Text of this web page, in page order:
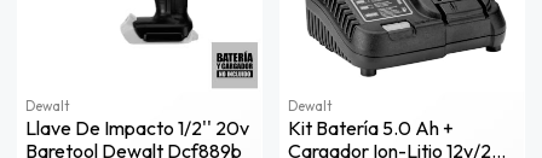
Dewalt
Llave De Impacto 1/2'' 20v
Baretool Dewalt Dcf889b
Dewalt
Kit Batería 5.0 Ah +
Cargador Ion-Litio 12v/20v